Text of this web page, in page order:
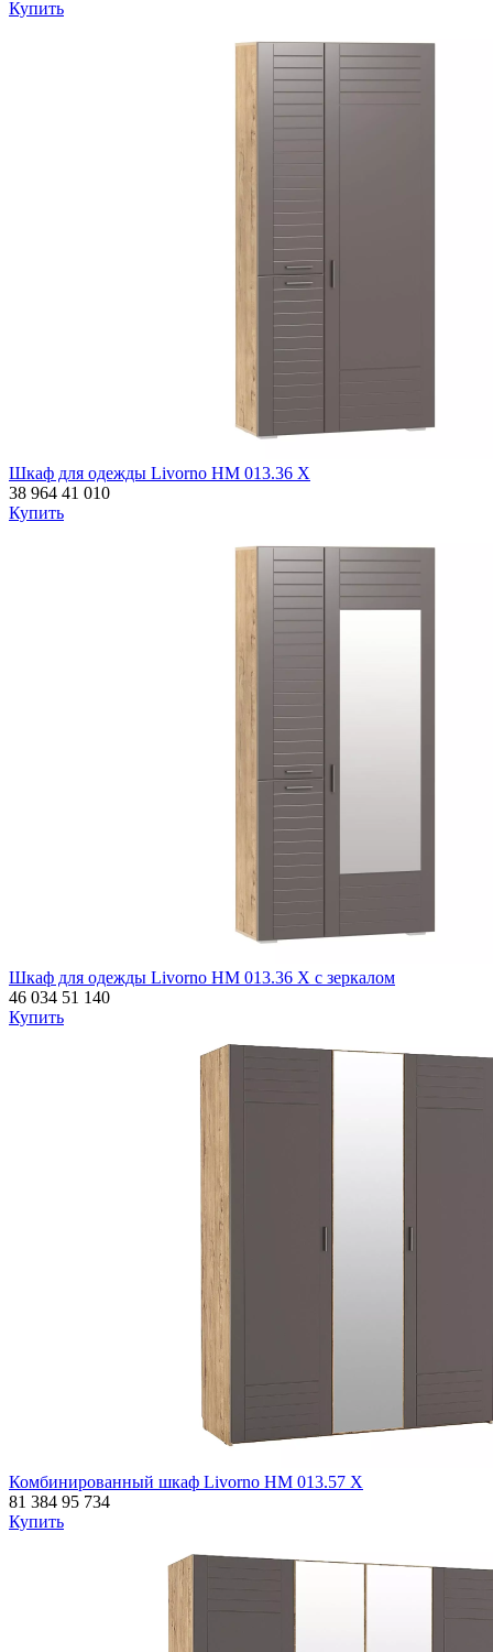
Купить
Шкаф для одежды Livorno НМ 013.36 Х
38 964 41 010
Купить
Шкаф для одежды Livorno НМ 013.36 Х с зеркалом
46 034 51 140
Купить
Комбинированный шкаф Livorno НМ 013.57 Х
81 384 95 734
Купить